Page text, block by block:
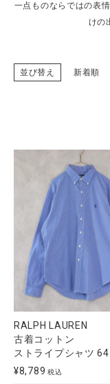
ファッション雑貨
生活雑貨
食品
ギフト
ブランド
全ての商品
一点ものならではの表
けの
並び替え 新着順
RALPH LAUREN
古着コットン
ストライプシャツ 64
¥8,789 税込